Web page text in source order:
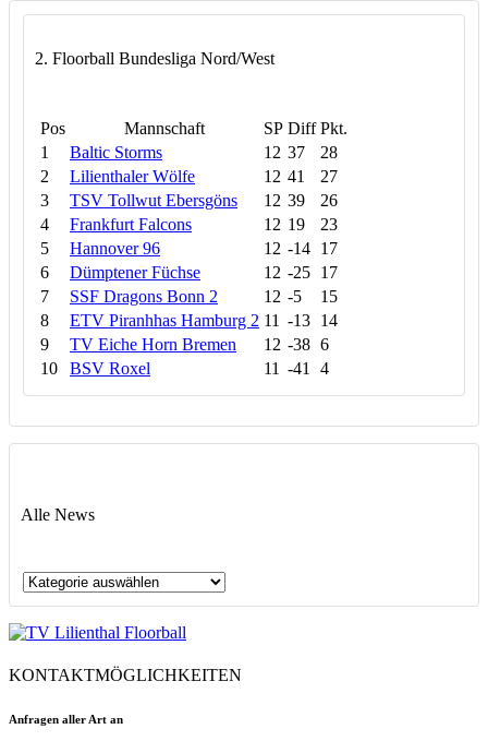
2. Floorball Bundesliga Nord/West
Pos Mannschaft SP Diff Pkt.
1
Baltic Storms 12 37
28
2
Lilienthaler Wölfe 12 41
27
3
TSV Tollwut Ebersgöns 12 39
26
4
Frankfurt Falcons 12 19
23
5
Hannover 96 12 -14 17
6
Dümptener Füchse 12 -25 17
7
SSF Dragons Bonn 2 12 -5
15
8
ETV Piranhhas Hamburg 2 11 -13 14
9
TV Eiche Horn Bremen 12 -38 6
10
BSV Roxel 11 -41 4
Alle News
Alle
KONTAKTMÖGLICHKEITEN
Anfragen aller Art an